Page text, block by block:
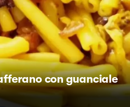
con guanciale